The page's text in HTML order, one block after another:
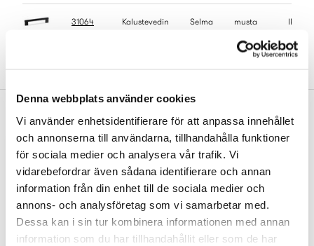
Denna webbplats använder cookies
Vi använder enhetsidentifierare för att anpassa innehållet
och annonserna till användarna, tillhandahålla funktioner
för sociala medier och analysera vår trafik. Vi
vidarebefordrar även sådana identifierare och annan
information från din enhet till de sociala medier och
annons- och analysföretag som vi samarbetar med.
Dessa kan i sin tur kombinera informationen med annan
information som du har tillhandahållit eller som de har
31064 Kalustevedin Selma musta IP
Täydennä